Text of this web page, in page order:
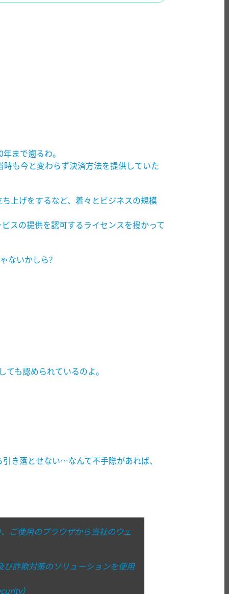
まで遡るわ。
も今と変わらず決済方法を提供していた
上げをするなど、着々とビジネスの規模
スの提供を認可するライセンスを授かって
ないかしら?
も認められているのよ。
き落とせない…なんて不手際があれば、
ご使用のブラウザから当社のウェ
詐欺対策のソリューションを使用
）